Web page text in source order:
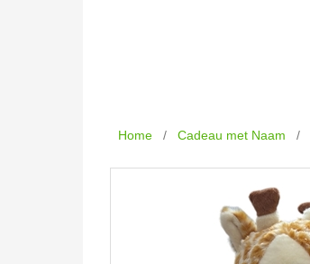
Home / Cadeau met Naam /